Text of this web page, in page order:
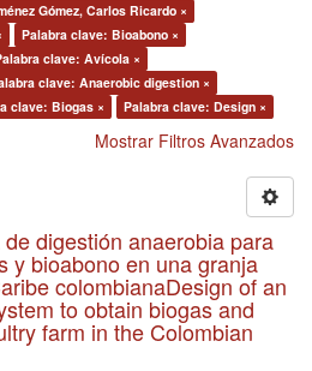
Gómez, Carlos Ricardo ×
Palabra clave: Bioabono ×
clave: Avícola ×
clave: Anaerobic digestion ×
clave: Biogas × Palabra clave: Design ×
Mostrar Filtros Avanzados
digestión anaerobia para
y bioabono en una granja
colombianaDesign of an
to obtain biogas and
farm in the Colombian